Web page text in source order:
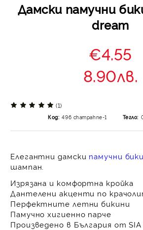
Дамски памучни
dream
€4.55
8.90лв.
(1)
Код: 496 champahne-1 Тегло:
Елегантни дамски памучни
шампан.
Изрязана и комфортна кройка
Дантелени акценти по
Перфектните летни бикини
Памучно хигиенно парчe
Произведено в България от